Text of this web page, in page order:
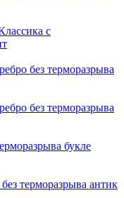
с
без терморазрыва
без терморазрыва
букле
терморазрыва антик